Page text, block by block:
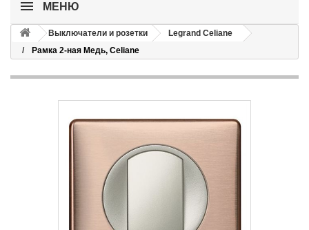
МЕНЮ
Выключатели и розетки
Legrand Celiane
Рамка 2-ная Медь, Celiane